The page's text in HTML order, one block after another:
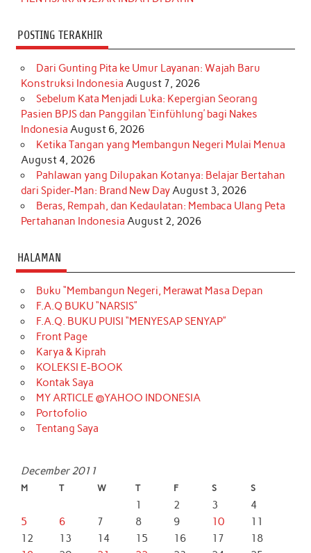
POSTING TERAKHIR
Dari Gunting Pita ke Umur Layanan: Wajah Baru
Konstruksi Indonesia August 7, 2026
Sebelum Kata Menjadi Luka: Kepergian Seorang
Pasien BPJS dan Panggilan ‘Einfühlung’ bagi Nakes
Indonesia August 6, 2026
Ketika Tangan yang Membangun Negeri Mulai Menua
August 4, 2026
Pahlawan yang Dilupakan Kotanya: Belajar Bertahan
dari Spider-Man: Brand New DayAugust 3, 2026
Beras, Rempah, dan Kedaulatan: Membaca Ulang Peta
Pertahanan Indonesia August 2, 2026
HALAMAN
Buku “Membangun Negeri, Merawat Masa Depan
F.A.Q BUKU “NARSIS”
F.A.Q. BUKU PUISI “MENYESAP SENYAP”
Front Page
Karya & Kiprah
KOLEKSI E-BOOK
Kontak Saya
MY ARTICLE @YAHOO INDONESIA
Portofolio
Tentang Saya
December 2011
M T W T F S S
1 2 3
4
5
6 7 8 9 10
11
12
13 14 15 16 17
18